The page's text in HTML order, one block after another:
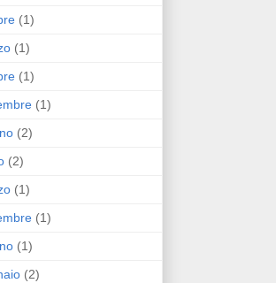
(1)
(1)
(1)
(1)
(2)
(2)
(1)
(1)
(1)
(2)